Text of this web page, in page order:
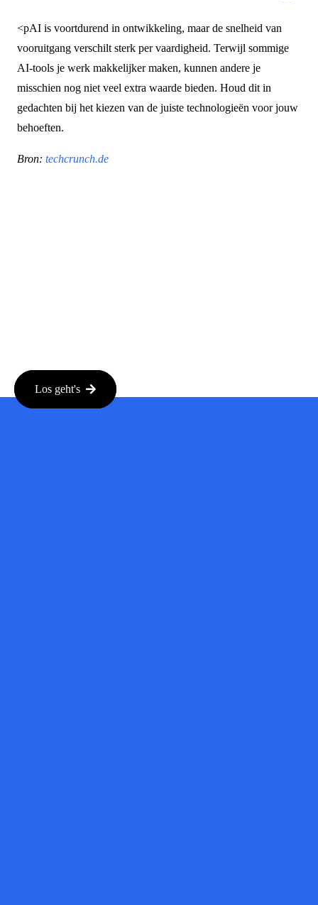
<pAI is voortdurend in ontwikkeling, maar de snelheid van
vooruitgang verschilt sterk per vaardigheid. Terwijl sommige
AI-tools je werk makkelijker maken, kunnen andere je
misschien nog niet veel extra waarde bieden. Houd dit in
gedachten bij het kiezen van de juiste technologieën voor jouw
behoeften.
Bron: techcrunch.de
Los geht's